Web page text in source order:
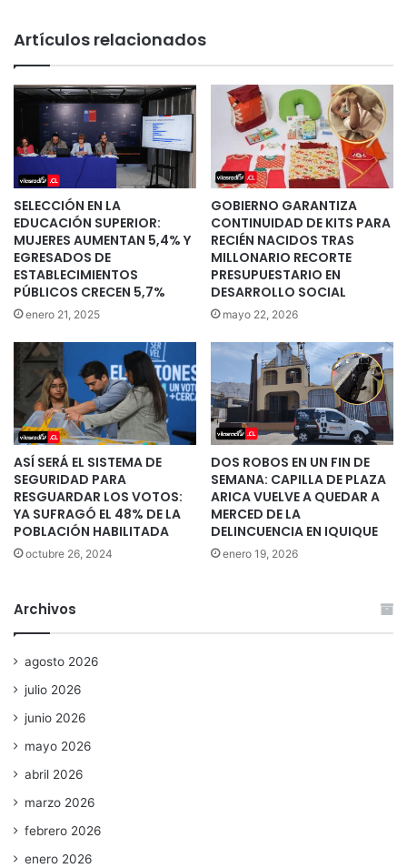
Artículos relacionados
SELECCIÓN EN LA
EDUCACIÓN SUPERIOR:
MUJERES AUMENTAN 5,4% Y
EGRESADOS DE
ESTABLECIMIENTOS
PÚBLICOS CRECEN 5,7%
enero 21, 2025
GOBIERNO GARANTIZA
CONTINUIDAD DE KITS PARA
RECIÉN NACIDOS TRAS
MILLONARIO RECORTE
PRESUPUESTARIO EN
DESARROLLO SOCIAL
mayo 22, 2026
ASÍ SERÁ EL SISTEMA DE
SEGURIDAD PARA
RESGUARDAR LOS VOTOS:
YA SUFRAGÓ EL 48% DE LA
POBLACIÓN HABILITADA
octubre 26, 2024
DOS ROBOS EN UN FIN DE
SEMANA: CAPILLA DE PLAZA
ARICA VUELVE A QUEDAR A
MERCED DE LA
DELINCUENCIA EN IQUIQUE
enero 19, 2026
Archivos
agosto 2026
julio 2026
junio 2026
mayo 2026
abril 2026
marzo 2026
febrero 2026
enero 2026